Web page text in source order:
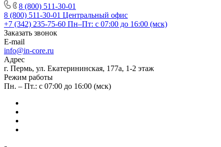
8 (800) 511-30-01
8 (800) 511-30-01 Центральный офис
+7 (342) 235-75-60 Пн–Пт: с 07:00 до 16:00 (мск)
Заказать звонок
E-mail
info@in-core.ru
Адрес
г. Пермь, ул. ​Екатерининская, 177а, ​1-2 этаж
Режим работы
Пн. – Пт.: с 07:00 до 16:00 (мск)